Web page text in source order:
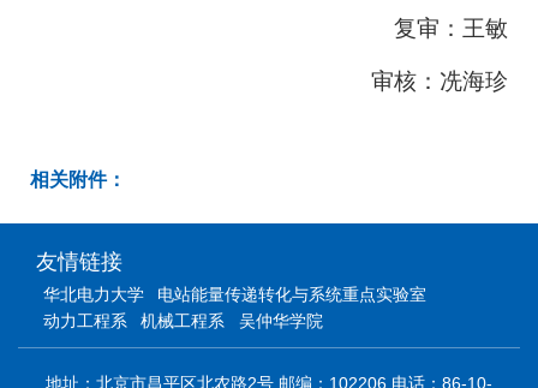
复审：王敏
审核：冼海珍
相关附件：
友情链接
华北电力大学
电站能量传递转化与系统重点实验室
动力工程系
机械工程系 吴仲华学院
地址：北京市昌平区北农路2号 邮编：102206 电话：86-10-